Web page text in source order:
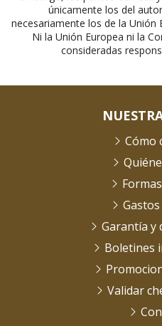
únicamente los del
necesariamente los de la Unión
Ni la Unión Europea ni la
consideradas
Cómo
Garantía y
Boletines
Validar